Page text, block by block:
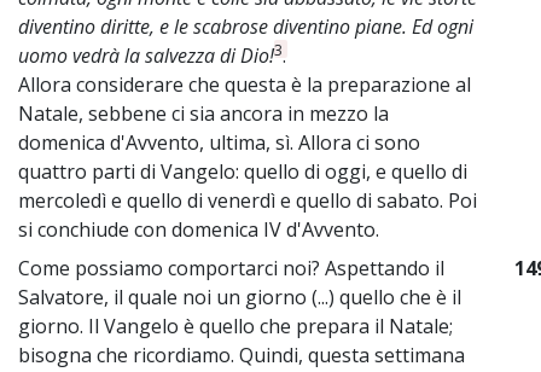
diventino diritte, e le scabrose diventino piane. Ed ogni
uomo vedrà la salvezza di Dio!3.
Allora considerare che questa è la preparazione al
Natale, sebbene ci sia ancora in mezzo la
domenica d'Avvento, ultima, sì. Allora ci sono
quattro parti di Vangelo: quello di oggi, e quello di
mercoledì e quello di venerdì e quello di sabato. Poi
si conchiude con domenica IV d'Avvento.
Come possiamo comportarci noi? Aspettando il
Salvatore, il quale noi un giorno (...) quello che è il
giorno. Il Vangelo è quello che prepara il Natale;
bisogna che ricordiamo. Quindi, questa settimana